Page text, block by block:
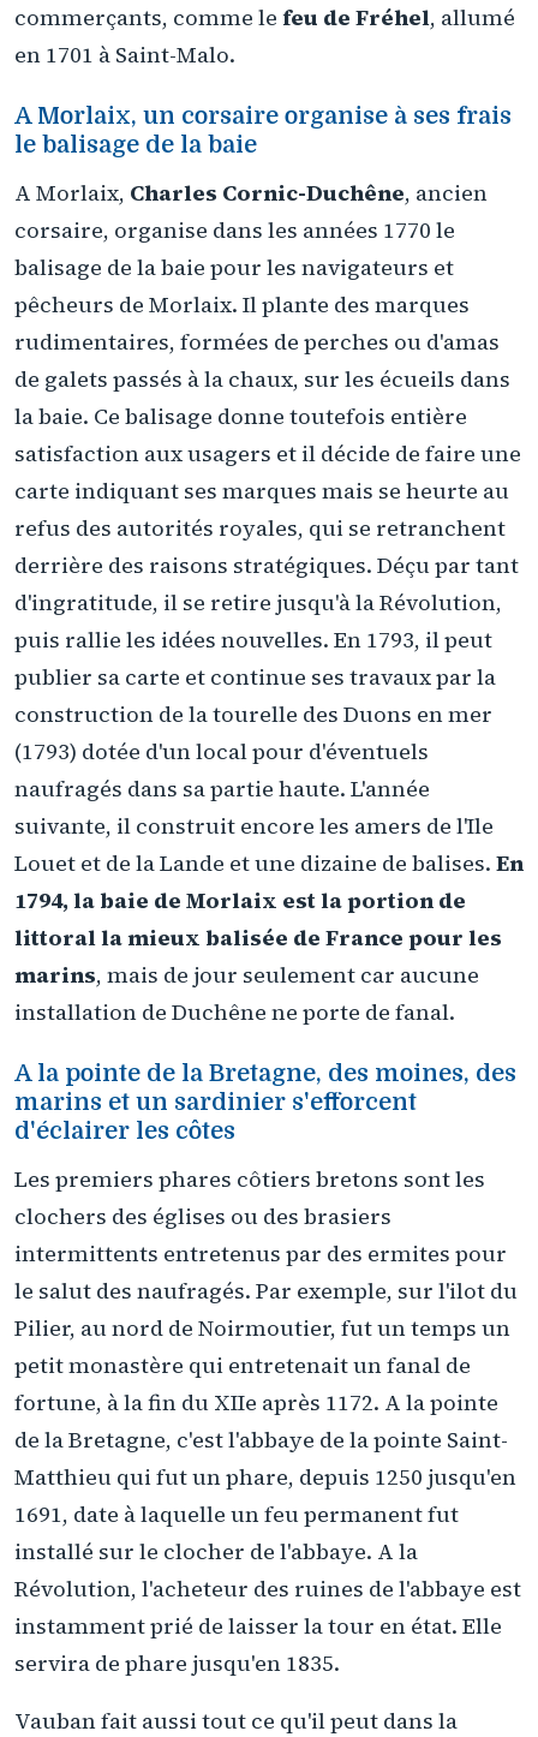
commerçants, comme le feu de Fréhel, allumé
en 1701 à Saint-Malo.
A Morlaix, un corsaire organise à ses frais
le balisage de la baie
A Morlaix, Charles Cornic-Duchêne, ancien
corsaire, organise dans les années 1770 le
balisage de la baie pour les navigateurs et
pêcheurs de Morlaix. Il plante des marques
rudimentaires, formées de perches ou d'amas
de galets passés à la chaux, sur les écueils dans
la baie. Ce balisage donne toutefois entière
satisfaction aux usagers et il décide de faire une
carte indiquant ses marques mais se heurte au
refus des autorités royales, qui se retranchent
derrière des raisons stratégiques. Déçu par tant
d'ingratitude, il se retire jusqu'à la Révolution,
puis rallie les idées nouvelles. En 1793, il peut
publier sa carte et continue ses travaux par la
construction de la tourelle des Duons en mer
(1793) dotée d'un local pour d'éventuels
naufragés dans sa partie haute. L'année
suivante, il construit encore les amers de l'Ile
Louet et de la Lande et une dizaine de balises. En
1794, la baie de Morlaix est la portion de
littoral la mieux balisée de France pour les
marins, mais de jour seulement car aucune
installation de Duchêne ne porte de fanal.
A la pointe de la Bretagne, des moines, des
marins et un sardinier s'efforcent
d'éclairer les côtes
Les premiers phares côtiers bretons sont les
clochers des églises ou des brasiers
intermittents entretenus par des ermites pour
le salut des naufragés. Par exemple, sur l'ilot du
Pilier, au nord de Noirmoutier, fut un temps un
petit monastère qui entretenait un fanal de
fortune, à la fin du XIIe après 1172. A la pointe
de la Bretagne, c'est l'abbaye de la pointe Saint-
Matthieu qui fut un phare, depuis 1250 jusqu'en
1691, date à laquelle un feu permanent fut
installé sur le clocher de l'abbaye. A la
Révolution, l'acheteur des ruines de l'abbaye est
instamment prié de laisser la tour en état. Elle
servira de phare jusqu'en 1835.
Vauban fait aussi tout ce qu'il peut dans la